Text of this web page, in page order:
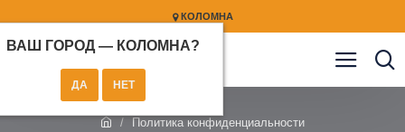
КОЛОМНА
ВАШ ГОРОД — КОЛОМНА?
Политика конфиденциальности